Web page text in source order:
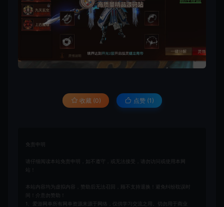
收藏 (0) 点赞 (1 )
免责申明
请仔细阅读本站免责申明，如不遵守，或无法接受，请勿访问或使用本网
站！
本站内容均为虚拟内容，赞助后无法召回，顾不支持退换！避免纠纷耽误时
间！介意勿赞助！
1、爱游网单所有网单资源来源于网络，仅供学习交流之用。切勿用于商业